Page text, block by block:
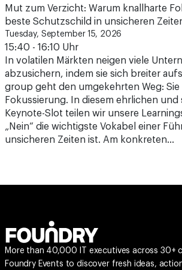
Mut zum Verzicht: Warum knallharte
beste Schutzschild in unsicheren
Tuesday, September 15, 2026
15:40 - 16:10 Uhr
In volatilen Märkten neigen viele
abzusichern, indem sie sich breiter
group geht den umgekehrten Weg: Sie
Fokussierung. In diesem ehrlichen und
Keynote-Slot teilen wir unsere
„Nein“ die wichtigste Vokabel einer
unsicheren Zeiten ist. Am konkreten…
More than 40,000 IT executives across 30+
Foundry Events to discover fresh ideas,